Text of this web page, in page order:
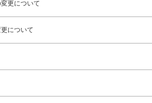
更について
について